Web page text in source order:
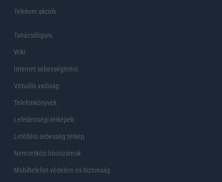
Telekom akciók
Tanácsdóguru
Wiki
Internet sebességmérő
Virtuális valóság
Telefonkönyvek
Lefedettségi térképek
Letöltési sebesség térkép
Nemzetközi hívószámok
Mobiltelefon védelem és biztonság